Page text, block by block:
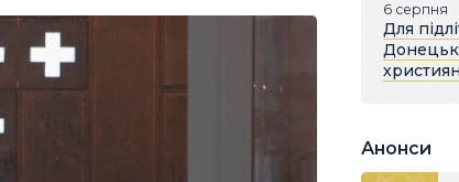
6 серпня
Для
Анонси